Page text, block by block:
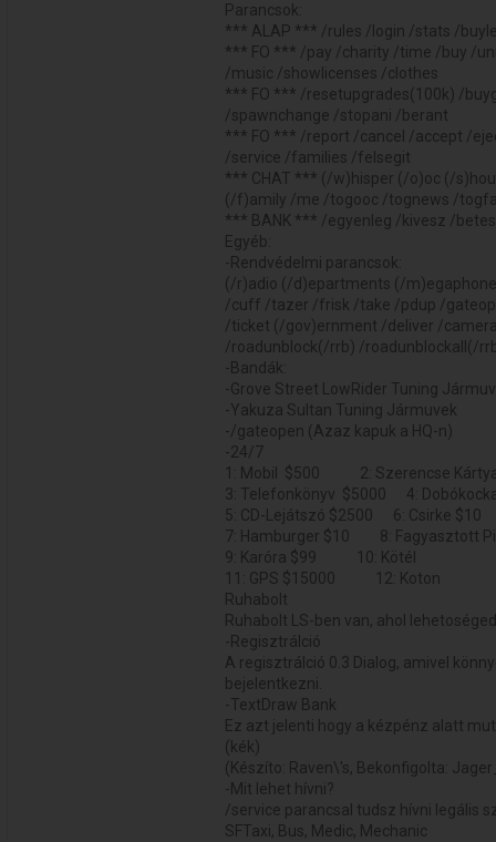
Parancsok:
*** ALAP *** /rules /login /stats /
*** FO *** /pay /charity /time /buy /
/music /showlicenses /clothes
*** FO *** /resetupgrades(100k) /
/spawnchange /stopani /berant
*** FO *** /report /cancel /accept /
/service /families /felsegit
*** CHAT *** (/w)hisper (/o)oc (/
(/f)amily /me /togooc /tognews /
*** BANK *** /egyenleg /kivesz /
Egyéb:
-Rendvédelmi parancsok:
(/r)adio (/d)epartments (/
/cuff /tazer /frisk /take /pdup /
/ticket (/gov)ernment /deliver /
/roadunblock(/rrb) /roadunblockall(/
-Bandák:
-Grove Street LowRider Tuning
-Yakuza Sultan Tuning Jármuvek
-/gateopen (Azaz kapuk a HQ-n)
-24/7
1: Mobil $500 2: Szerencse
3: Telefonkönyv $5000 4:
5: CD-Lejátszó $2500 6: Csirke $10
7: Hamburger $10 8: Fagyasztott
9: Karóra $99 10: Kötél
11: GPS $15000 12: Koton
Ruhabolt
Ruhabolt LS-ben van, ahol
-Regisztrálció
A regisztrálció 0.3 Dialog, amivel
bejelentkezni.
-TextDraw Bank
Ez azt jelenti hogy a kézpénz alatt
(kék)
(Készíto: Raven\'s, Bekonfigolta:
-Mit lehet hívni?
/service parancsal tudsz hívni legális
SFTaxi, Bus, Medic, Mechanic